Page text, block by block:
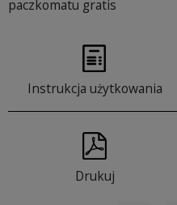
paczkomatu gratis
Instrukcja użytkowania
Drukuj